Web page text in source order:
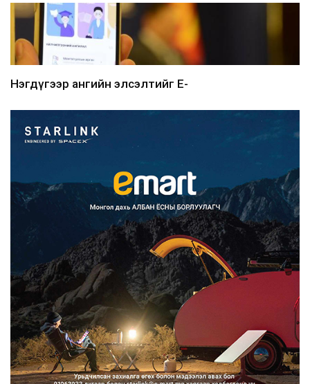
Нэгдүгээр ангийн элсэлтийг E-
Францад иргэд рүү зөвшөөрөлгүй
сурталчилгааны дууд...
2026/08/07
Нийтийн тээврийн Ч:19А чиглэлийн
замналд түр хугац...
2026/08/07